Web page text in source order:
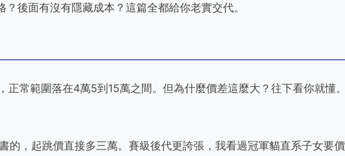
後面有沒有隱藏成本？這篇全都給你老實交代。
常範圍落在4萬5到15萬之間。但為什麼價差這麼大？往下看你就懂。
的，起跳價直接多三萬。賽級後代更誇張，我看過冠軍貓直系子女要價